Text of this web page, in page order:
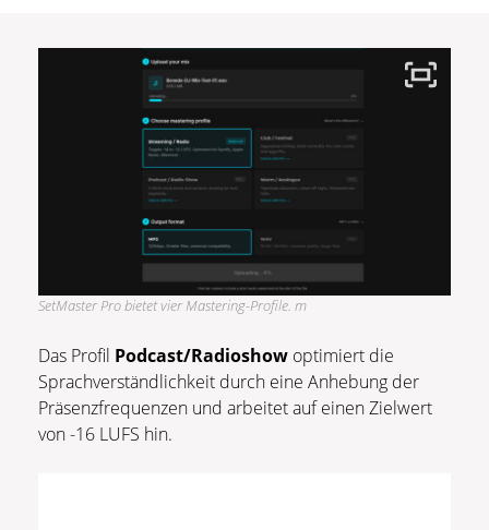
SetMaster Pro bietet vier Mastering-Profile. m
Das Profil Podcast/Radioshow optimiert die
Sprachverständlichkeit durch eine Anhebung der
Präsenzfrequenzen und arbeitet auf einen Zielwert
von -16 LUFS hin.